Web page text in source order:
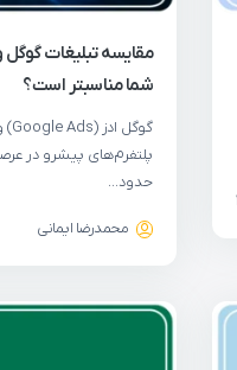
مقایسه تبلیغات گوگل
شما مناسبتر است؟
پلتفرم‌های پیشرو در
حدود…
محمدرضا ایمانی